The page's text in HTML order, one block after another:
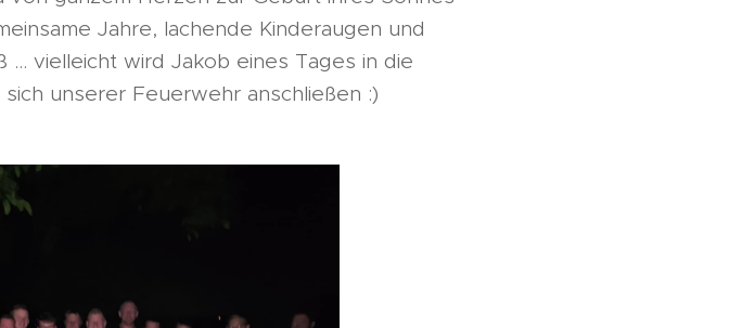
Jahre, lachende Kinderaugen und
vielleicht wird Jakob eines Tages in die
unserer Feuerwehr anschließen :)